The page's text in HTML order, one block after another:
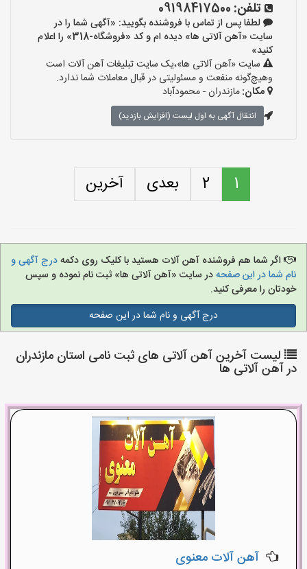
تلفن: 09198417500
لطفا پس از تماس با فروشنده بگویید: «آگهی شما را در
سایت «آهن آلاتی ها» دیده ام و کد «فروشگاه-318» را اعلام
کنید»
سایت «آهن آلاتی ها»،یک سایت تبلیغات آهن آلات است
وهیچ‌گونه منفعت و مسئولیتی در قبال معاملات شما ندارد.
مکان:مازندران - محمودآباد
انتقال آگهی به اول لیست (افزایش بازدید)
1
2 بعدی آخرین
اگر شما هم فروشنده آهن آلات هستید با کلیک روی دکمهدرج آگهی و
نام شما در این صفحهدر سایت «آهن آلاتی ها» ثبت نام نموده و سپس
خودتان را معرفی کنید.
درج آگهی و نام شما در این صفحه
لیست آخرین آهن آلاتی های ثبت نامی استان مازندران
در آهن آلاتی ها
آهن آلات معنوی